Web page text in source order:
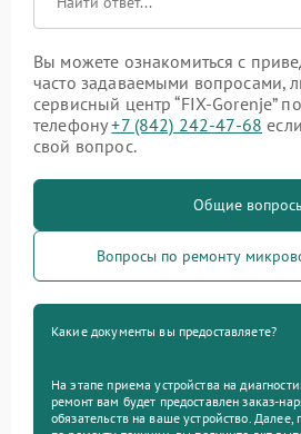
Вы можете ознакомиться с
часто задаваемыми вопросами,
сервисный центр “FIX-Gorenje”
телефону+7 (842) 242-47-68
свой вопрос.
Общие
Вопросы по ремонту
Какие документы вы предоставляете?
На этапе приема устройства на
ремонт вам будет предоставлен заказ-
обязательств на ваше устройство.